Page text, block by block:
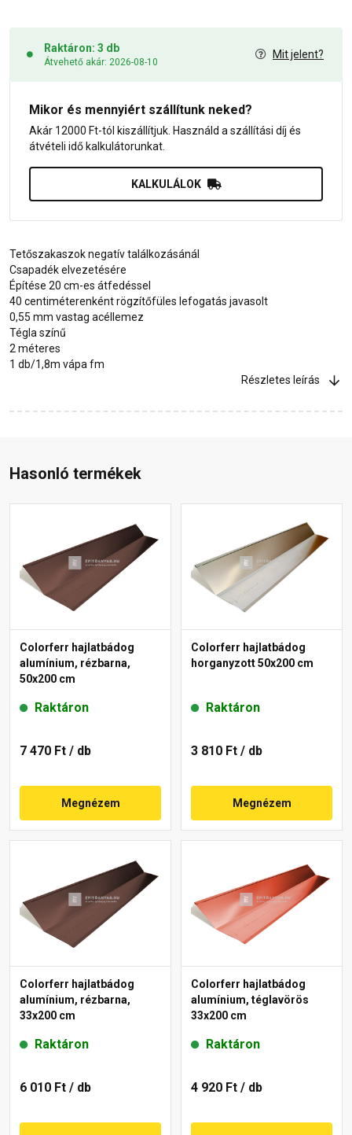
Raktáron: 3 db
Átvehető akár: 2026-08-10
Mit jelent?
Mikor és mennyiért szállítunk neked?
Akár 12000 Ft-tól kiszállítjuk. Használd a szállítási díj és
átvételi idő kalkulátorunkat.
KALKULÁLOK
Tetőszakaszok negatív találkozásánál
Csapadék elvezetésére
Építése 20 cm-es átfedéssel
40 centiméterenként rögzítőfüles lefogatás javasolt
0,55 mm vastag acéllemez
Tégla színű
2 méteres
1 db/1,8m vápa fm
Részletes leírás
Hasonló termékek
Colorferr hajlatbádog
alumínium, rézbarna,
50x200 cm
Raktáron
7 470 Ft / db
Megnézem
Colorferr hajlatbádog
horganyzott 50x200 cm
Raktáron
3 810 Ft / db
Megnézem
Colorferr hajlatbádog
alumínium, rézbarna,
33x200 cm
Raktáron
6 010 Ft / db
Colorferr hajlatbádog
alumínium, téglavörös
33x200 cm
Raktáron
4 920 Ft / db